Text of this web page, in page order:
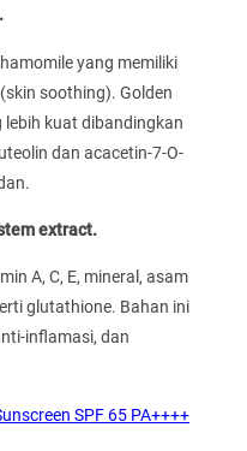
yang memiliki
soothing). Golden
lebih kuat dibandingkan
dan acacetin-7-O-
extract.
A, C, E, mineral, asam
glutathione. Bahan ini
inflamasi, dan
SPF 65 PA++++